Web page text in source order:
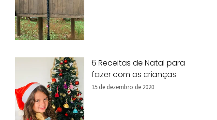
6 Receitas de Natal para
fazer com as crianças
15 de dezembro de 2020